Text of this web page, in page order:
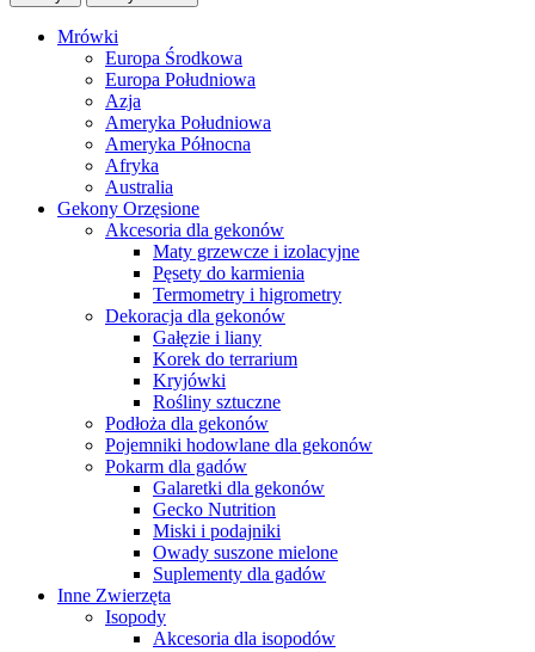
Mrówki
Europa Środkowa
Europa Południowa
Azja
Ameryka Południowa
Ameryka Północna
Afryka
Australia
Gekony Orzęsione
Akcesoria dla gekonów
Maty grzewcze i izolacyjne
Pęsety do karmienia
Termometry i higrometry
Dekoracja dla gekonów
Gałęzie i liany
Korek do terrarium
Kryjówki
Rośliny sztuczne
Podłoża dla gekonów
Pojemniki hodowlane dla gekonów
Pokarm dla gadów
Galaretki dla gekonów
Gecko Nutrition
Miski i podajniki
Owady suszone mielone
Suplementy dla gadów
Inne Zwierzęta
Isopody
Akcesoria dla isopodów